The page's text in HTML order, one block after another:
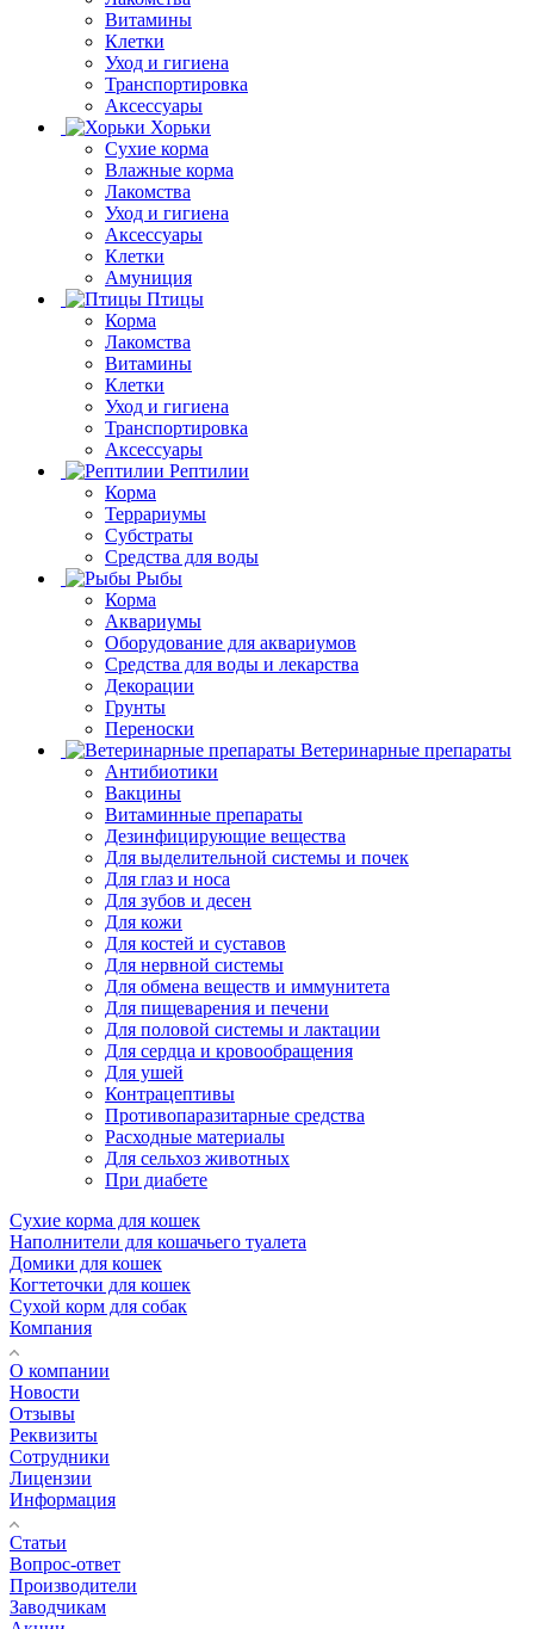
Витамины
Клетки
Уход и гигиена
Транспортировка
Аксессуары
Хорьки
Сухие корма
Влажные корма
Лакомства
Уход и гигиена
Аксессуары
Клетки
Амуниция
Птицы
Корма
Лакомства
Витамины
Клетки
Уход и гигиена
Транспортировка
Аксессуары
Рептилии
Корма
Террариумы
Субстраты
Средства для воды
Рыбы
Корма
Аквариумы
Оборудование для аквариумов
Средства для воды и лекарства
Декорации
Грунты
Переноски
Ветеринарные препараты
Антибиотики
Вакцины
Витаминные препараты
Дезинфицирующие вещества
Для выделительной системы и почек
Для глаз и носа
Для зубов и десен
Для кожи
Для костей и суставов
Для нервной системы
Для обмена веществ и иммунитета
Для пищеварения и печени
Для половой системы и лактации
Для сердца и кровообращения
Для ушей
Контрацептивы
Противопаразитарные средства
Расходные материалы
Для сельхоз животных
При диабете
Сухие корма для кошек
Наполнители для кошачьего туалета
Домики для кошек
Когтеточки для кошек
Сухой корм для собак
Компания
О компании
Новости
Отзывы
Реквизиты
Сотрудники
Лицензии
Информация
Статьи
Вопрос-ответ
Производители
Заводчикам